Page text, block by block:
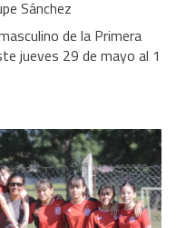
Sánchez
de la Primera
jueves 29 de mayo al 1